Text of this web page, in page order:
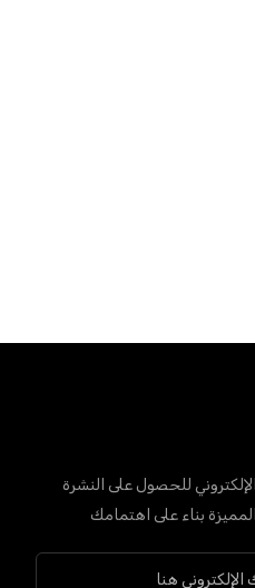
للحصول على النشرة
المميزة بناء على اهتمامك